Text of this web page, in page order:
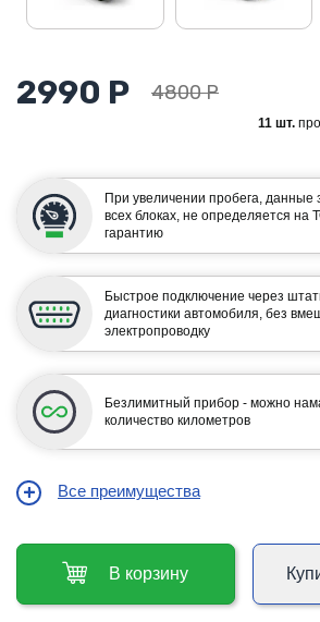
2990 Р 4800 Р
11 шт.
При увеличении пробега, данные
всех блоках, не определяется на
гарантию
Быстрое подключение через
диагностики автомобиля, без
электропроводку
Безлимитный прибор - можно
количество километров
Все преимущества
В корзину